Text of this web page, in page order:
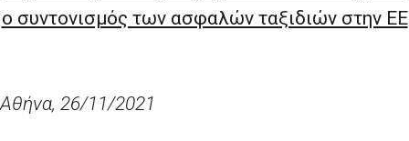
ο συντονισμός των ασφαλών ταξιδιών στην ΕΕ
Αθήνα, 26/11/2021